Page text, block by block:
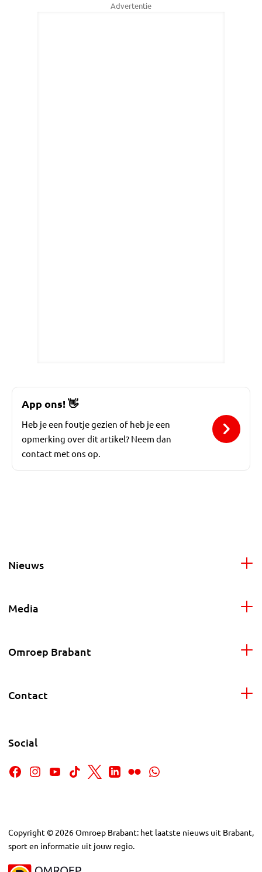
Advertentie
App ons!👋
Heb je een foutje gezien of heb je een
opmerking over dit artikel? Neem dan
contact met ons op.
Nieuws
Media
Omroep Brabant
Contact
Social
Copyright © 2026Omroep Brabant: het laatste nieuws uit Brabant,
sport en informatie uit jouw regio.